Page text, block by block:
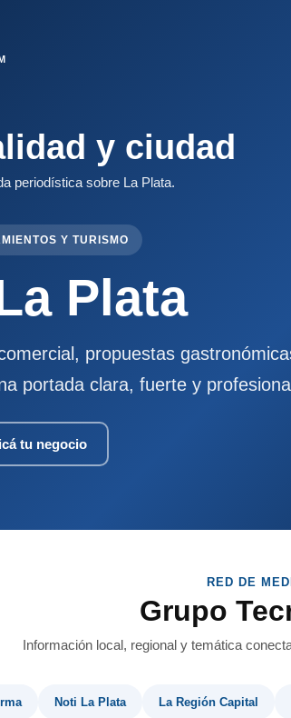
y ciudad
periodística sobre La Plata.
Y TURISMO
Plata
propuestas
portada clara, fuerte y
tu negocio
RED DE
Grupo
Información local, regional y temática
Noti La Plata La Región Capital